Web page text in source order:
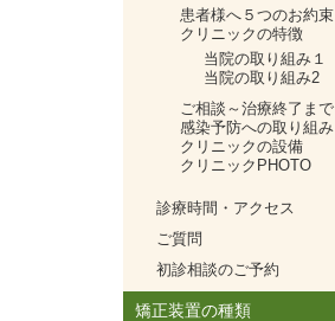
患者様へ５つのお約束
クリニックの特徴
当院の取り組み１
当院の取り組み2
ご相談～治療終了まで
感染予防への取り組み
クリニックの設備
クリニックPHOTO
診療時間・アクセス
ご質問
初診相談のご予約
矯正装置の種類